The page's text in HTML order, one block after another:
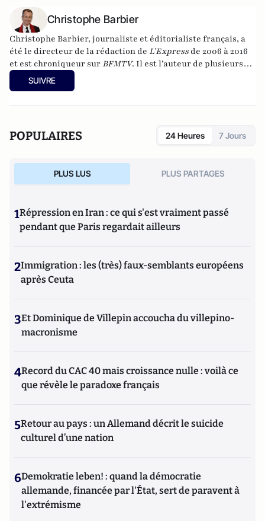
Christophe Barbier
Christophe Barbier, journaliste et éditorialiste français, a
été le directeur de la rédaction de L’Expressde 2006 à 2016
et est chroniqueur sur BFMTV. Il est l’auteur de plusieurs
essais politiques et d’un
(2015).
SUIVRE
POPULAIRES 24 Heures 7 Jours
PLUS LUS PLUS PARTAGES
1Répression en Iran : ce qui s'est vraiment passé
pendant que Paris regardait ailleurs
2Immigration : les (très) faux-semblants européens
après Ceuta
3Et Dominique de Villepin accoucha du villepino-
macronisme
4Record du CAC 40 mais croissance nulle : voilà ce
que révèle le paradoxe français
5Retour au pays : un Allemand décrit le suicide
culturel d’une nation
6Demokratie leben! : quand la démocratie
allemande, financée par l'État, sert de paravent à
l'extrémisme